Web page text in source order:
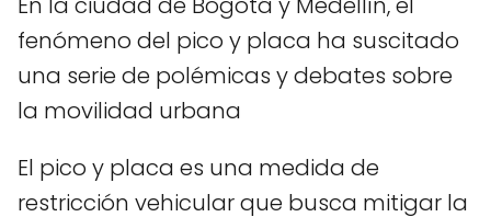
fenómeno del pico y placa ha suscitado
una serie de polémicas y debates sobre
la movilidad urbana
El pico y placa es una medida de
restricción vehicular que busca mitigar la